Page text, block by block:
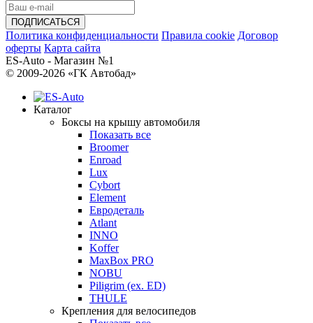
Политика конфиденциальности Правила cookie Договор
оферты Карта сайта
ES-Auto - Магазин №1
© 2009-2026 «ГК Автобад»
Каталог
Боксы на крышу автомобиля
Показать все
Broomer
Enroad
Lux
Cybort
Element
Евродеталь
Atlant
INNO
Koffer
MaxBox PRO
NOBU
Piligrim (ex. ED)
THULE
Крепления для велосипедов